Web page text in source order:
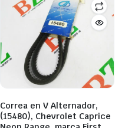
Correa en V Alternador,
(15480), Chevrolet Caprice